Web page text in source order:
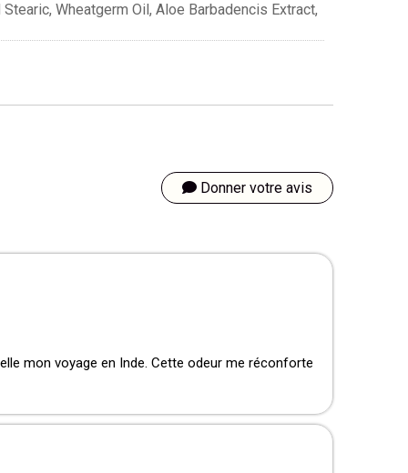
Wheatgerm Oil, Aloe Barbadencis Extract,
Donner votre avis
mon voyage en Inde. Cette odeur me réconforte